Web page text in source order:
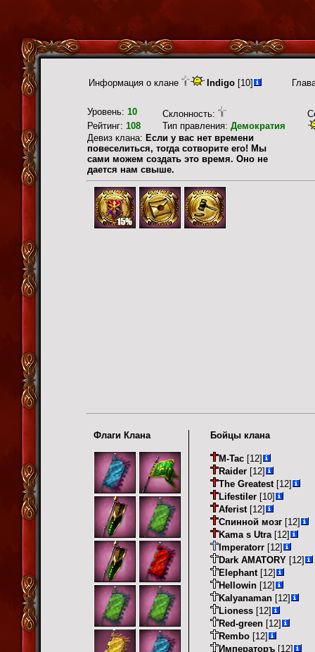
Информация о клане Indigo [10]
Уровень: 10 Склонность:
Рейтинг: 108 Тип правления: Демократия
Девиз клана: Если у вас нет времени
повеселиться, тогда сотворите его! Мы
сами можем создать это время. Оно не
дается нам свыше.
Флаги Клана Бойцы клана
M-Tac [12]
Raider [12]
The Greatest [12]
Lifestiler [10]
Aferist [12]
Спинной мозг [12]
Kama s Utra [12]
Imperatorr [12]
Dark AMATORY [12]
Elephant [12]
Hellowin [12]
Kalyanaman [12]
Lioness [12]
Red-green [12]
Rembo [12]
Императоръ [12]